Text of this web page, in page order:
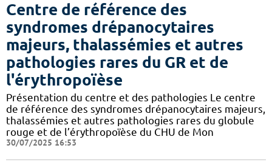
Centre de référence des
syndromes drépanocytaires
majeurs, thalassémies et autres
pathologies rares du GR et de
l'érythropoïèse
Présentation du centre et des pathologies Le centre
de référence des syndromes drépanocytaires majeurs,
thalassémies et autres pathologies rares du globule
rouge et de l’érythropoïèse du CHU de Mon
30/07/2025 16:53